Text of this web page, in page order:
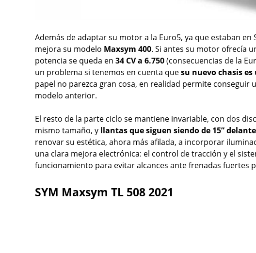
Además de adaptar su motor a la Euro5, ya que estaban
mejora su modelo Maxsym 400. Si antes su motor ofrecía
potencia se queda en 34 CV a 6.750(consecuencias de la
un problema si tenemos en cuenta quesu nuevo chasis
papel no parezca gran cosa, en realidad permite conseguir
modelo anterior.
El resto de la parte ciclo se mantiene invariable, con dos
mismo tamaño, y llantas que siguen siendo de 15”
renovar su estética, ahora más afilada, a incorporar
una clara mejora electrónica: el control de tracción y el
funcionamiento para evitar alcances ante frenadas fuertes
SYM Maxsym TL 508 2021